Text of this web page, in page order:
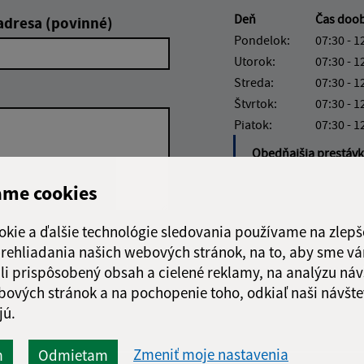
cookies
a ďalšie technológie sledovania používame na
našich webových stránok, na to, aby sme
prispôsobený obsah a cielené reklamy, na analýzu
stránok a na pochopenie toho, odkiaľ naši
Odmietam Zmeniť moje nastavenia
(povinné)
Google reCaptcha Response
Odoslať
správu
Deň Čas
Pondelok:
07:30 -
Utorok:
07:30 -
Streda:
07:30 -
Štvrtok:
07:30 -
Piatok:
07:30 -
Obedňajšia